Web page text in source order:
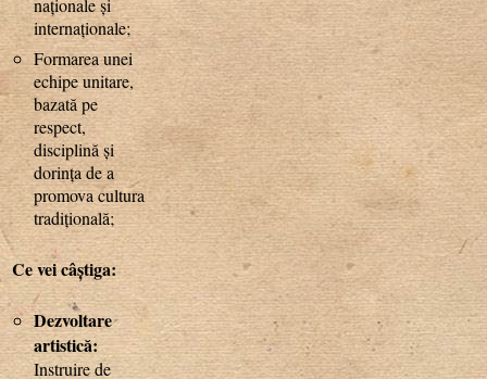
naționale și
internaționale;
Formarea unei
echipe unitare,
bazată pe
respect,
disciplină și
dorința de a
promova cultura
tradițională;
Ce vei câștiga:
Dezvoltare
artistică:
Instruire de